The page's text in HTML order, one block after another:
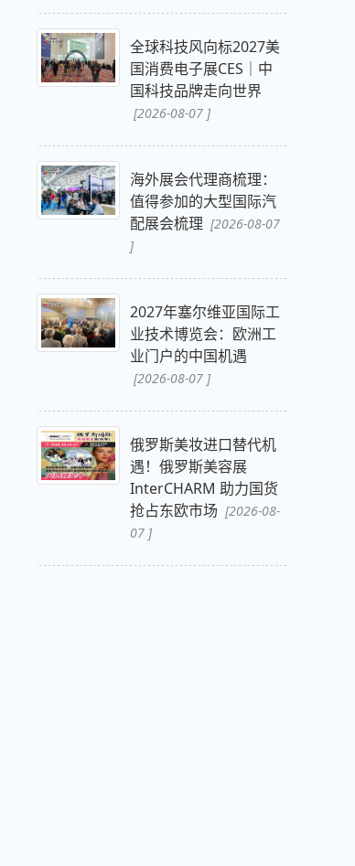
全球科技风向标2027美
国消费电子展CES｜中
国科技品牌走向世界
[2026-08-07 ]
海外展会代理商梳理：
值得参加的大型国际汽
配展会梳理 [2026-08-07
]
2027年塞尔维亚国际工
业技术博览会：欧洲工
业门户的中国机遇
[2026-08-07 ]
俄罗斯美妆进口替代机
遇！俄罗斯美容展
InterCHARM 助力国货
抢占东欧市场 [2026-08-
07 ]